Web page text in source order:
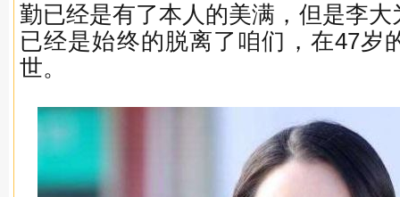
勤已经是有了本人的美满，但是李
已经是始终的脱离了咱们，在47岁
世。